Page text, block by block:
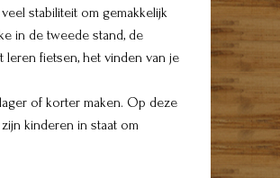
stabiliteit om gemakkelijk
in de tweede stand, de
fietsen, het vinden van je
of korter maken. Op deze
kinderen in staat om